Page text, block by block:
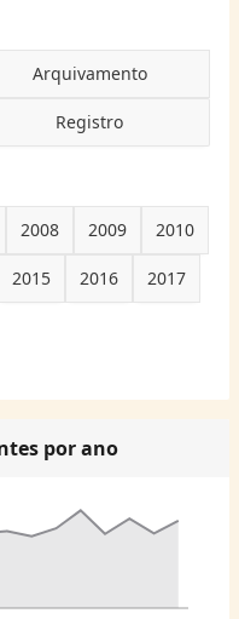
Arquivamento
Registro
2008 2009 2010
2015 2016 2017
por ano